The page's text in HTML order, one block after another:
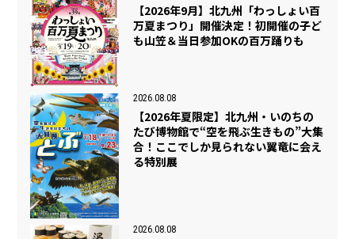
【2026年9月】北九州「わっしょい百
万夏まつり」開催決定！初開催の子ど
も山笠＆当日参加OKの百万踊りも
2026.08.08
【2026年夏限定】北九州・いのちの
たび博物館で“空を飛ぶ生きもの”大集
合！ここでしか見られない翼竜に会え
る特別展
2026.08.08